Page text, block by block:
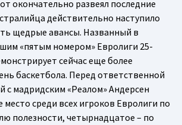
окончательно развеял последние
действительно наступило
щедрые авансы. Названный в
«пятым номером» Евролиги 25-
сейчас еще более
баскетбола. Перед ответственной
с мадридским «Реалом» Андерсен
среди всех игроков Евролиги по
полезности, четырнадцатое – по